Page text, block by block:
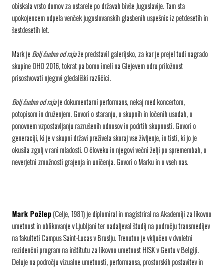
obiskala vrsto domov za ostarele po državah bivše Jugoslavije. Tam sta
upokojencem odpela venček jugoslovanskih glasbenih uspešnic iz petdesetih in
šestdesetih let.
Mark je Bolj čudno od rajaže predstavil galerijsko, za kar je prejel tudi nagrado
skupine OHO 2016, tokrat pa bomo imeli na Glejevem odru priložnost
prisostvovati njegovi gledališki različici.
Bolj čudno od rajaje dokumentarni performans, nekaj med koncertom,
potopisom in druženjem. Govori o staranju, o skupnih in ločenih usodah, o
ponovnem vzpostavljanju razrušenih odnosov in podrtih skupnosti. Govori o
generaciji, ki je v skupni državi preživela skoraj vse življenje, in tisti, ki jo je
okusila zgolj v rani mladosti. O človeku in njegovi večni želji po spremembah, o
neverjetni zmožnosti grajenja in uničenja. Govori o Marku in o vseh nas.
Mark Požlep(Celje, 1981) je diplomiral in magistriral na Akademiji za likovno
umetnost in oblikovanje v Ljubljani ter nadaljeval študij na področju transmedijev
na fakulteti Campus Saint-Lucas v Bruslju. Trenutno je vključen v dvoletni
rezidenčni program na inštitutu za likovno umetnost HISK v Gentu v Belgiji.
Deluje na področju vizualne umetnosti, performansa, prostorskih postavitev in